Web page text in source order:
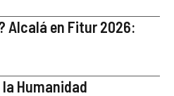
Alcalá en Fitur 2026:
Humanidad